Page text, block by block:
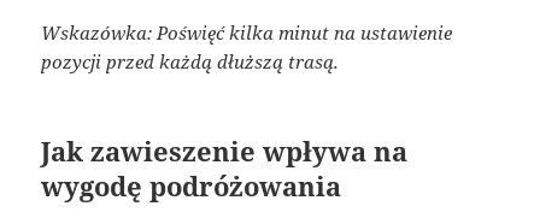
Wskazówka: Poświęć kilka minut na ustawienie
pozycji przed każdą dłuższą trasą.
Jak zawieszenie wpływa na
wygodę podróżowania